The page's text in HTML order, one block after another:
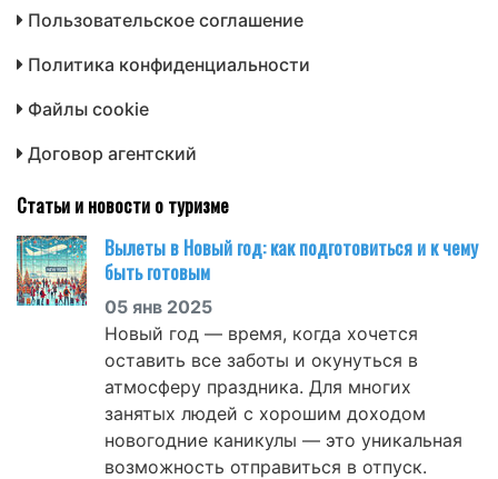
Пользовательское соглашение
Политика конфиденциальности
Файлы cookie
Договор агентский
Статьи и новости о туризме
Вылеты в Новый год: как подготовиться и к чему
быть готовым
05 янв 2025
Новый год — время, когда хочется
оставить все заботы и окунуться в
атмосферу праздника. Для многих
занятых людей с хорошим доходом
новогодние каникулы — это уникальная
возможность отправиться в отпуск.